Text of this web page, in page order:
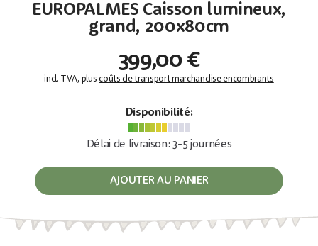
EUROPALMES Caisson lumineux,
grand, 200x80cm
399,00 €
incl. TVA, pluscoûts de transport marchandise encombrants
Disponibilité:
Délai de livraison: 3-5 journées
AJOUTER AU PANIER